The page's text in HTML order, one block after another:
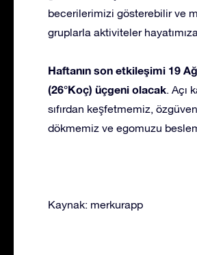
becerilerimizi gösterebilir ve
gruplarla aktiviteler
Haftanın son etkileşimi 19
(26°Koç) üçgeni olacak. Açı
sıfırdan keşfetmemiz,
dökmemiz ve egomuzu
Kaynak: merkurapp